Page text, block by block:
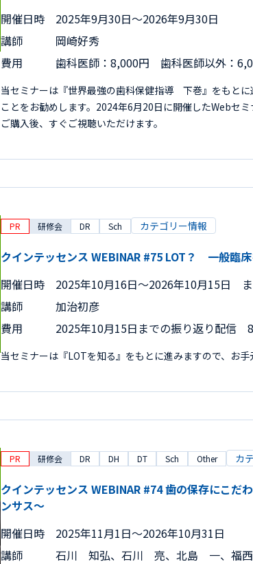
開催日時
2025年9月30日〜2026年9月30日
講師
岡崎好秀
費用
歯科医師：8,000円 歯科医師以外：
当セミナーは『世界最強の歯科保健指導 下巻』をもと
ことをお勧めします。2024年6月20日に開催したWebセ
ご購入後、すぐご視聴いただけます。
PR 研修会 DR Sch カテゴリー情報
クインテッセンス WEBINAR #75 LOT？ 一般臨
開催日時
2025年10月16日〜2026年10月15日
講師
加治初彦
費用
2025年10月15日までの振り返り配信
当セミナーは『LOTを知る』をもとに進みますので、お
PR 研修会 DR DH DT Sch Other カ
クインテッセンス WEBINAR #74 歯の保存にこだ
ンサス～
開催日時
2025年11月1日〜2026年10月31日
講師
石川 知弘、石川 亮、北島 一、福